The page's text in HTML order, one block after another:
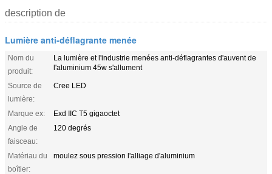
description de
Lumière anti-déflagrante menée
Nom du
produit:
La lumière et l'industrie menées anti-déflagrantes d'auvent de
l'aluminium 45w s'allument
Source de
lumière:
Cree LED
Marque ex:
Exd IIC T5 gigaoctet
Angle de
faisceau:
120 degrés
Matériau du
boîtier:
moulez sous pression l'alliage d'aluminium